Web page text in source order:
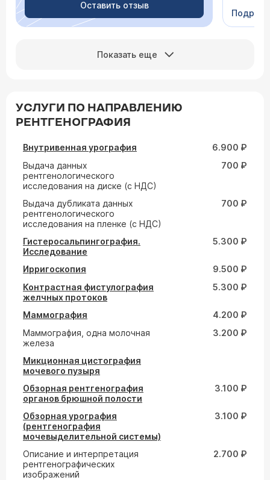
Оставить отзыв
Сейчас
Показать еще
УСЛУГИ ПО НАПРАВЛЕНИЮ
РЕНТГЕНОГРАФИЯ
Внутривенная урография
6.900 ₽
Выдача данных
рентгенологического
исследования на диске (с НДС)
700 ₽
Выдача дубликата данных
рентгенологического
исследования на пленке (с НДС)
700 ₽
Гистеросальпингография.
Исследование
5.300 ₽
Ирригоскопия
9.500 ₽
Контрастная фистулография
желчных протоков
5.300 ₽
Маммография
4.200 ₽
Маммография, одна молочная
железа
3.200 ₽
Микционная цистография
мочевого пузыря
Обзорная рентгенография
органов брюшной полости
3.100 ₽
Обзорная урография
(рентгенография
мочевыделительной системы)
3.100 ₽
Описание и интерпретация
рентгенографических
изображений
2.700 ₽